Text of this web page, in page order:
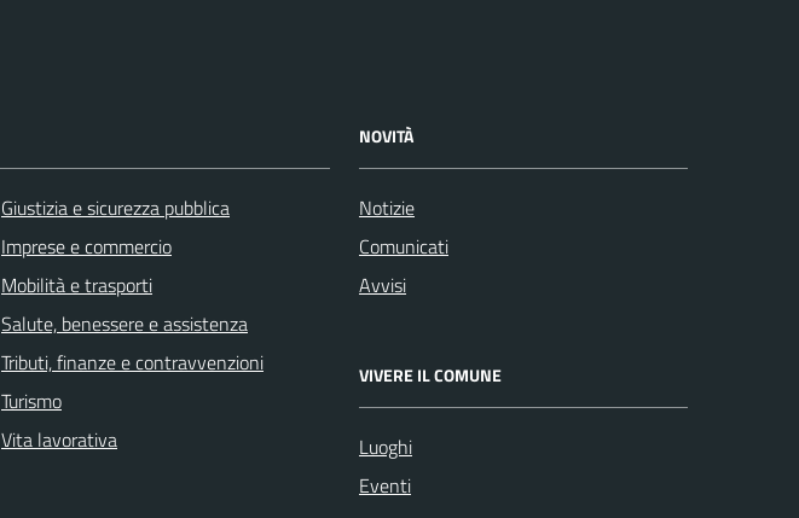
Giustizia e sicurezza pubblica
Imprese e commercio
Mobilità e trasporti
Salute, benessere e assistenza
Tributi, finanze e contravvenzioni
Turismo
Vita lavorativa
NOVITÀ
Notizie
Comunicati
Avvisi
VIVERE IL COMUNE
Luoghi
Eventi